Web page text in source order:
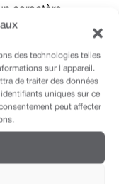
des technologies telles
sur l'appareil.
de traiter des données
uniques sur ce
peut affecter
caractère
de la
architecture,
(sciences
l’environnement,
outils, méthodes
forme et le
en deux temps:
équipes